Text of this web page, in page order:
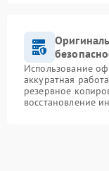
Использование
аккуратная
резервное
восстановление